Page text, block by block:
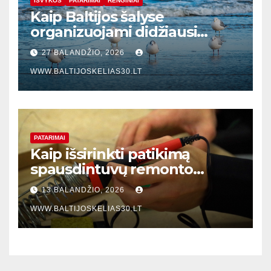
Kaip Baltijos šalyse
organizuojami didžiausi
vasaros festivaliai: gidas po 10
privalomų renginių 2026-
aisiais
27 BALANDŽIO, 2026
WWW.BALTIJOSKELIAS30.LT
PATARIMAI
Kaip išsirinkti patikimą
spausdintuvų remonto
meistrą Klaipėdoje: praktinis
vadovas verslo įmonėms
13 BALANDŽIO, 2026
WWW.BALTIJOSKELIAS30.LT